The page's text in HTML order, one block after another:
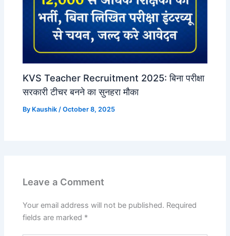
KVS Teacher Recruitment 2025: बिना परीक्षा
सरकारी टीचर बनने का सुनहरा मौका
By Kaushik /October 8, 2025
Leave a Comment
Your email address will not be published. Required
fields are marked *